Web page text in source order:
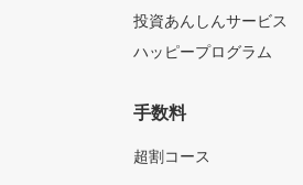
投資あんしんサービス
ハッピープログラム
手数料
超割コース